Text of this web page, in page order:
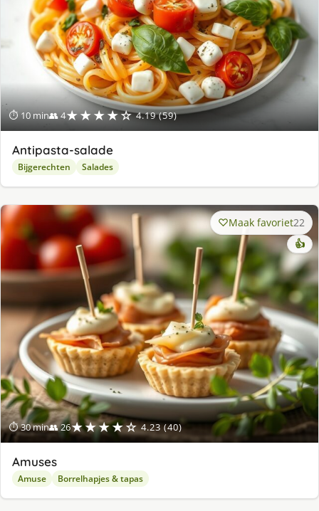
⏱ 10 min👥 4★★★★☆ 4.19 (59)
Antipasta-salade
Bijgerechten Salades
⏱ 30 min👥 26★★★★☆ 4.23 (40)
Maak favoriet22
👍
Amuses
Amuse Borrelhapjes & tapas